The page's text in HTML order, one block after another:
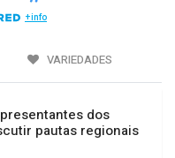
VARIEDADES
dos
pautas regionais